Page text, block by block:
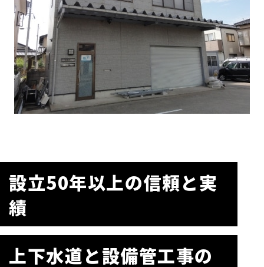
設立50年以上の信頼と実
績
上下水道と設備管工事の